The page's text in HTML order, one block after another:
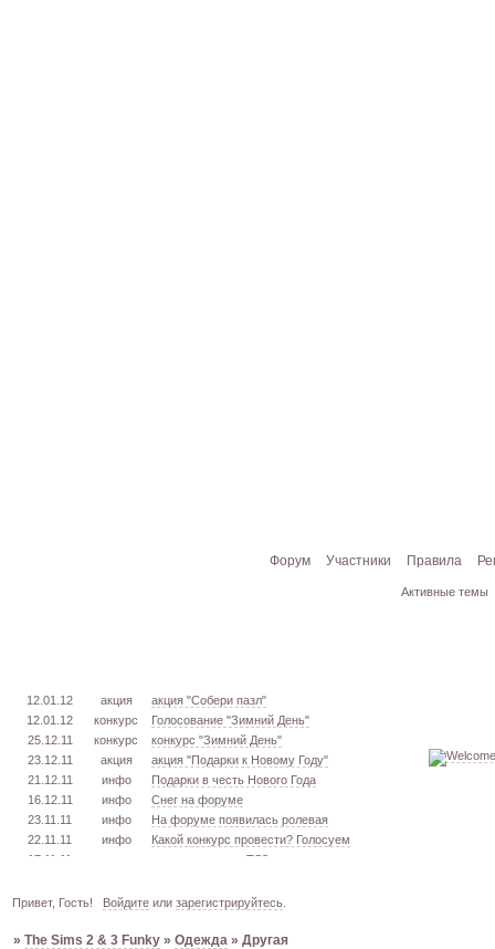
Форум Участники Правила
Активные темы
12.01.12 акция
акция "Собери пазл"
12.01.12
конкурс
Голосование "Зимний День"
25.12.11
конкурс
конкурс "Зимний День"
23.12.11
акция
акция "Подарки к Новому Году"
21.12.11
инфо
Подарки в честь Нового Года
16.12.11
инфо
Снег на форуме
23.11.11
инфо
На форуме появилась ролевая
22.11.11
инфо
Какой конкурс провести? Голосуем
17.11.11
извлекаем меш. TS3
15.11.11
урок
создаём свою обувь! TS3
03.10.11
инфо
город из GTA VC в игре TS3
Привет, Гость! Войдитеили зарегистрируйтесь.
»The Sims 2 & 3 Funky »Одежда »Другая